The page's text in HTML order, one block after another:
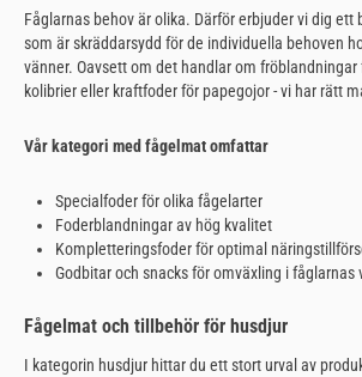
Fåglarnas behov är olika. Därför erbjuder vi dig
som är skräddarsydd för de individuella behoven
vänner. Oavsett om det handlar om
kolibrier eller kraftfoder för papegojor - vi har rätt
Vår kategori med fågelmat omfattar
Specialfoder för olika fågelarter
Foderblandningar av hög kvalitet
Kompletteringsfoder för optimal
Godbitar och snacks för omväxling i fåglarnas
Fågelmat och tillbehör för husdjur
I kategorin husdjur hittar du ett stort urval av